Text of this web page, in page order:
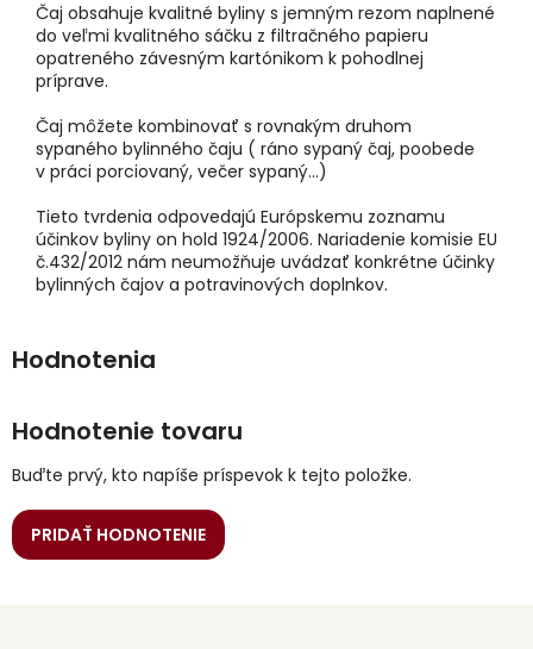
Čaj obsahuje kvalitné byliny s jemným rezom naplnené
do veľmi kvalitného sáčku z filtračného papieru
opatreného závesným kartónikom k pohodlnej
príprave.
Čaj môžete kombinovať s rovnakým druhom
sypaného bylinného čaju ( ráno sypaný čaj, poobede
v práci porciovaný, večer sypaný...)
Tieto tvrdenia odpovedajú Európskemu zoznamu
účinkov byliny on hold 1924/2006. Nariadenie komisie EU
č.432/2012 nám neumožňuje uvádzať konkrétne účinky
bylinných čajov a potravinových doplnkov.
Hodnotenie tovaru
Buďte prvý, kto napíše príspevok k tejto položke.
PRIDAŤ HODNOTENIE